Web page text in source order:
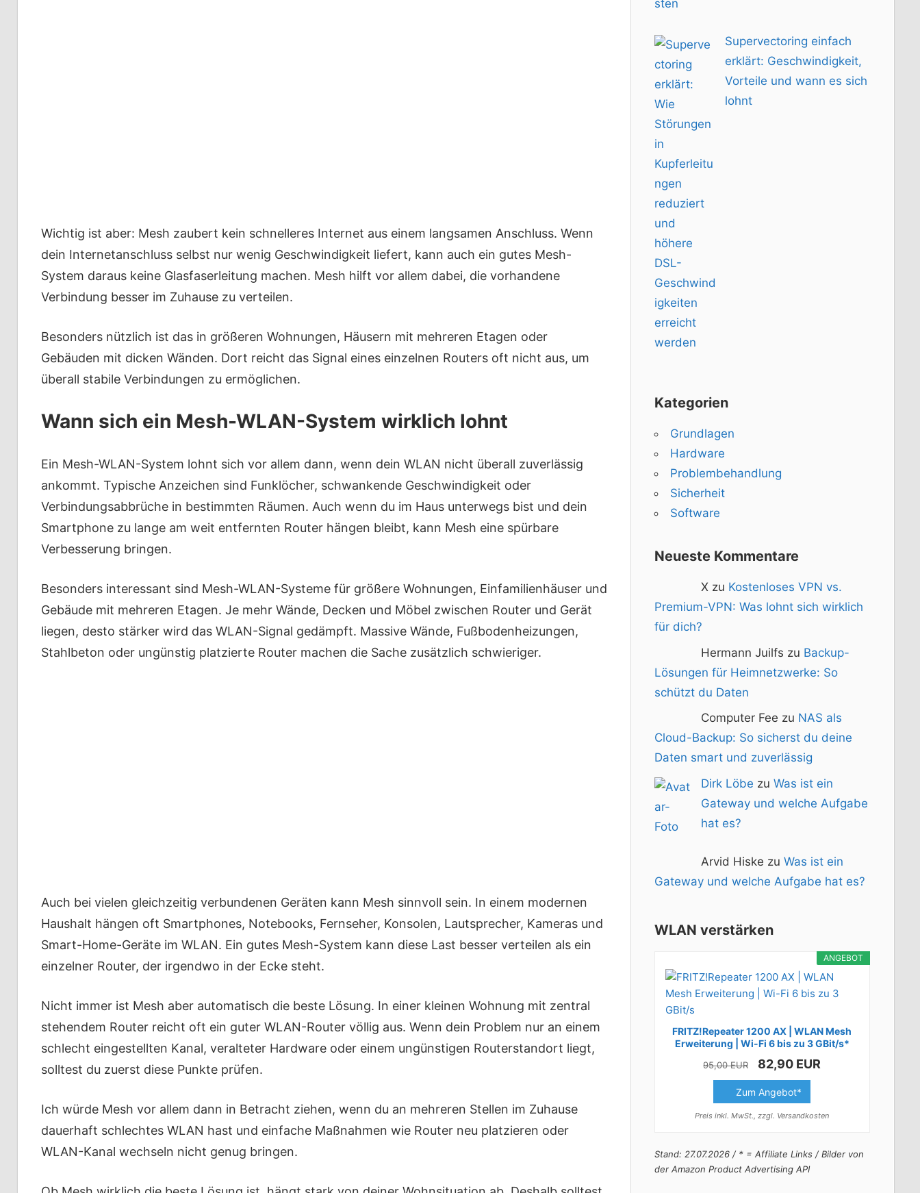
Wichtig ist aber: Mesh zaubert kein schnelleres Internet aus einem langsamen Anschluss. Wenn
dein Internetanschluss selbst nur wenig Geschwindigkeit liefert, kann auch ein gutes Mesh-
System daraus keine Glasfaserleitung machen. Mesh hilft vor allem dabei, die vorhandene
Verbindung besser im Zuhause zu verteilen.
Besonders nützlich ist das in größeren Wohnungen, Häusern mit mehreren Etagen oder
Gebäuden mit dicken Wänden. Dort reicht das Signal eines einzelnen Routers oft nicht aus, um
überall stabile Verbindungen zu ermöglichen.
Wann sich ein Mesh-WLAN-System wirklich lohnt
Ein Mesh-WLAN-System lohnt sich vor allem dann, wenn dein WLAN nicht überall zuverlässig
ankommt. Typische Anzeichen sind Funklöcher, schwankende Geschwindigkeit oder
Verbindungsabbrüche in bestimmten Räumen. Auch wenn du im Haus unterwegs bist und dein
Smartphone zu lange am weit entfernten Router hängen bleibt, kann Mesh eine spürbare
Verbesserung bringen.
Besonders interessant sind Mesh-WLAN-Systeme für größere Wohnungen, Einfamilienhäuser und
Gebäude mit mehreren Etagen. Je mehr Wände, Decken und Möbel zwischen Router und Gerät
liegen, desto stärker wird das WLAN-Signal gedämpft. Massive Wände, Fußbodenheizungen,
Stahlbeton oder ungünstig platzierte Router machen die Sache zusätzlich schwieriger.
Auch bei vielen gleichzeitig verbundenen Geräten kann Mesh sinnvoll sein. In einem modernen
Haushalt hängen oft Smartphones, Notebooks, Fernseher, Konsolen, Lautsprecher, Kameras und
Smart-Home-Geräte im WLAN. Ein gutes Mesh-System kann diese Last besser verteilen als ein
einzelner Router, der irgendwo in der Ecke steht.
Nicht immer ist Mesh aber automatisch die beste Lösung. In einer kleinen Wohnung mit zentral
stehendem Router reicht oft ein guter WLAN-Router völlig aus. Wenn dein Problem nur an einem
schlecht eingestellten Kanal, veralteter Hardware oder einem ungünstigen Routerstandort liegt,
solltest du zuerst diese Punkte prüfen.
Ich würde Mesh vor allem dann in Betracht ziehen, wenn du an mehreren Stellen im Zuhause
dauerhaft schlechtes WLAN hast und einfache Maßnahmen wie Router neu platzieren oder
WLAN-Kanal wechseln nicht genug bringen.
Supervectoring einfach
erklärt: Geschwindigkeit,
Vorteile und wann es sich
lohnt
Kategorien
Grundlagen
Hardware
Problembehandlung
Sicherheit
Software
Neueste Kommentare
X zu Kostenloses VPN vs.
Premium-VPN: Was lohnt sich wirklich
für dich?
Hermann Juilfs zu Backup-
Lösungen für Heimnetzwerke: So
schützt du Daten
Computer Fee zu NAS als
Cloud-Backup: So sicherst du deine
Daten smart und zuverlässig
Dirk Löbe zuWas ist ein
Gateway und welche Aufgabe
hat es?
Arvid Hiske zuWas ist ein
Gateway und welche Aufgabe hat es?
WLAN verstärken
ANGEBOT
FRITZ!Repeater 1200 AX | WLAN Mesh
Erweiterung | Wi-Fi 6 bis zu 3 GBit/s*
95,00 EUR 82,90 EUR
Zum Angebot*
Preis inkl. MwSt., zzgl. Versandkosten
Stand: 27.07.2026 / * = Affiliate Links / Bilder von
der Amazon Product Advertising API